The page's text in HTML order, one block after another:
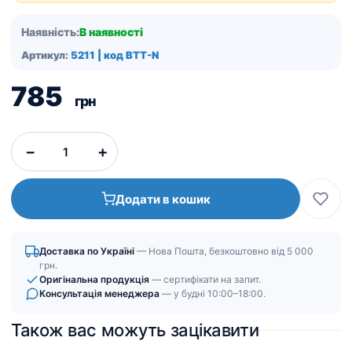
Наявність:В наявності
Артикул: 5211 | код BTT-N
785 грн
− +
Додати в кошик
Доставка по Україні — Нова Пошта, безкоштовно від 5 000
грн.
Оригінальна продукція — сертифікати на запит.
Консультація менеджера — у будні 10:00–18:00.
Також вас можуть зацікавити